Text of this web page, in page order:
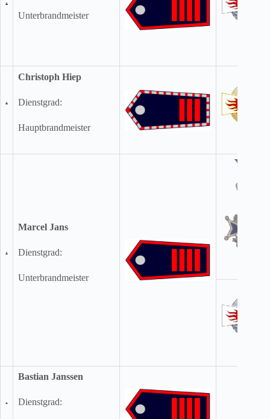
Unterbrandmeister
Christoph Hiep
Dienstgrad:
Hauptbrandmeister
Marcel Jans
Dienstgrad:
Unterbrandmeister
Bastian Janssen
Dienstgrad: